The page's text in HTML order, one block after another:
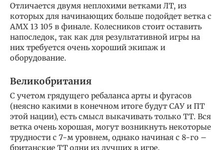
Отличается двумя неплохими ветками ЛТ, из
которых для начинающих больше подойдет ветка с
АМХ 13 105 в финале. Колесников стоит оставить
напоследок, так как для результативной игры на
них требуется очень хороший экипаж и
оборудование.
Великобритания
С учетом грядущего ребаланса арты и фугасов
(неясно какими в конечном итоге будут САУ и ПТ
этой нации), есть смысл выкачивать только ТТ. Вся
ветка очень хорошая, могут возникнуть некоторые
трудности с 7-м уровнем, однако начиная с 8-го –
британские ТТ одни из лучших в игре.